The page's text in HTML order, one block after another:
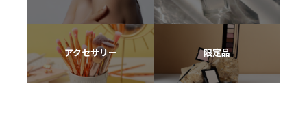
アクセサリー 限定品